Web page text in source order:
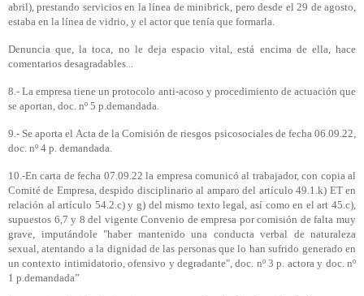
abril), prestando servicios en la línea de minibrick, pero desde el 29 de agosto,
estaba en la línea de vidrio, y el actor que tenía que formarla.
Denuncia que, la toca, no le deja espacio vital, está encima de ella, hace
comentarios desagradables...
8.- La empresa tiene un protocolo anti-acoso y procedimiento de actuación que
se aportan, doc. nº 5 p.demandada.
9.- Se aporta el Acta de la Comisión de riesgos psicosociales de fecha 06.09.22,
doc. nº 4 p. demandada.
10.-En carta de fecha 07.09.22 la empresa comunicó al trabajador, con copia al
Comité de Empresa, despido disciplinario al amparo del artículo 49.1.k) ET en
relación al artículo 54.2.c) y g) del mismo texto legal, así como en el art 45.c),
supuestos 6,7 y 8 del vigente Convenio de empresa por comisión de falta muy
grave, imputándole "haber mantenido una conducta verbal de naturaleza
sexual, atentando a la dignidad de las personas que lo han sufrido generado en
un contexto intimidatorio, ofensivo y degradante", doc. nº 3 p. actora y doc. nº
1 p.demandada”